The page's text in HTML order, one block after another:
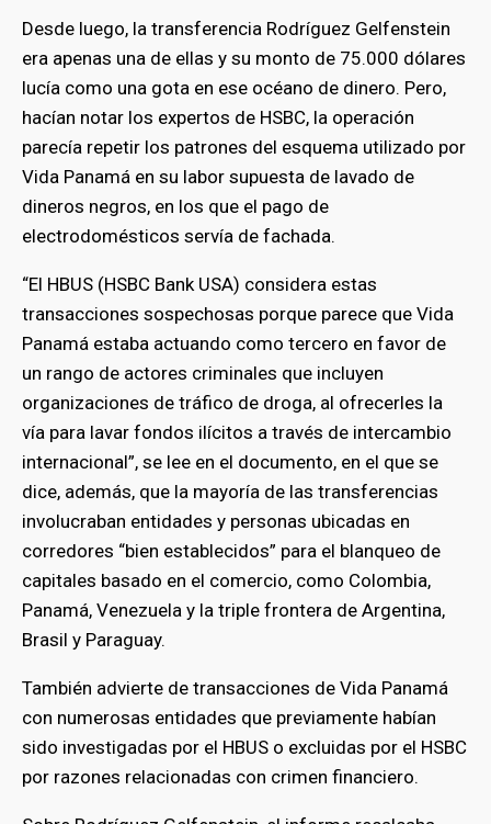
Desde luego, la transferencia Rodríguez Gelfenstein
era apenas una de ellas y su monto de 75.000 dólares
lucía como una gota en ese océano de dinero. Pero,
hacían notar los expertos de HSBC, la operación
parecía repetir los patrones del esquema utilizado por
Vida Panamá en su labor supuesta de lavado de
dineros negros, en los que el pago de
electrodomésticos servía de fachada.
“El HBUS (HSBC Bank USA) considera estas
transacciones sospechosas porque parece que Vida
Panamá estaba actuando como tercero en favor de
un rango de actores criminales que incluyen
organizaciones de tráfico de droga, al ofrecerles la
vía para lavar fondos ilícitos a través de intercambio
internacional”, se lee en el documento, en el que se
dice, además, que la mayoría de las transferencias
involucraban entidades y personas ubicadas en
corredores “bien establecidos” para el blanqueo de
capitales basado en el comercio, como Colombia,
Panamá, Venezuela y la triple frontera de Argentina,
Brasil y Paraguay.
También advierte de transacciones de Vida Panamá
con numerosas entidades que previamente habían
sido investigadas por el HBUS o excluidas por el HSBC
por razones relacionadas con crimen financiero.